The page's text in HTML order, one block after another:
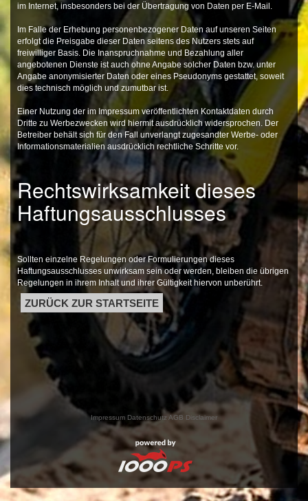
im Internet, insbesonders bei der Übertragung von Daten per E-Mail.
Im Falle der Erhebung personenbezogener Daten auf unseren Seiten
erfolgt die Preisgabe dieser Daten seitens des Nutzers stets auf
freiwilliger Basis. Die Inanspruchnahme und Bezahlung aller
angebotenen Dienste ist auch ohne Angabe solcher Daten bzw. unter
Angabe anonymisierter Daten oder eines Pseudonyms gestattet, soweit
dies technisch möglich und zumutbar ist.
Einer Nutzung der im Impressum veröffentlichten Kontaktdaten durch
Dritte zu Werbezwecken wird hiermit ausdrücklich widersprochen. Der
Betreiber behält sich für den Fall unverlangt zugesandter Werbe- oder
Informationsmaterialien ausdrücklich rechtliche Schritte vor.
Rechtswirksamkeit dieses
Haftungsausschlusses
Sollten einzelne Regelungen oder Formulierungen dieses
Haftungsausschlusses unwirksam sein oder werden, bleiben die übrigen
Regelungen in ihrem Inhalt und ihrer Gültigkeit hiervon unberührt.
ZURÜCK ZUR STARTSEITE
Impressum Datenschutz AGB Disclaimer